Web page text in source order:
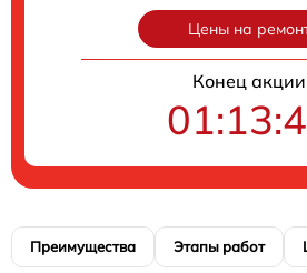
Цены на
Конец акции
Преимущества Этапы работ